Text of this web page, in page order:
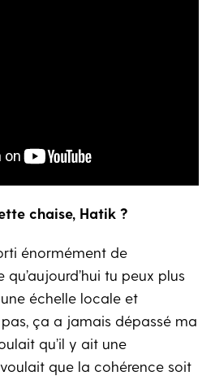
chaise, Hatik ?
énormément de
qu’aujourd’hui tu peux plus
une échelle locale et
ça a jamais dépassé ma
qu’il y ait une
que la cohérence soit